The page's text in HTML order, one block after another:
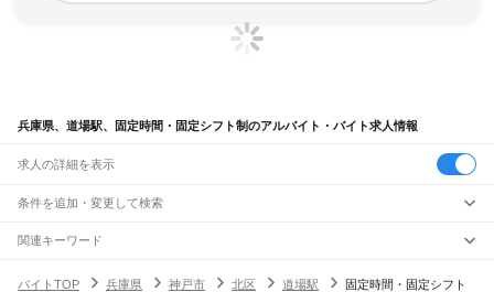
兵庫県、道場駅、固定時間・固定シフト制のアルバイト・バイト求人情報
求人の詳細を表示
条件を追加・変更して検索
市区町村を追加・変更
兵庫県すべて
駅を追加・変更
関連キーワード
バイトTOP
兵庫県 神戸市 北区 道場駅 固定時間・固定シフト